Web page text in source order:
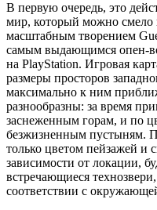
В первую очередь, это
мир, который можно смело
масштабным творением
самым выдающимся опен-
на PlayStation. Игровая
размеры просторов
максимально к ним
разнообразны: за время
заснеженным горам, и по
безжизненным пустыням.
только цветом пейзажей
зависимости от локации,
встречающиеся
соответствии с